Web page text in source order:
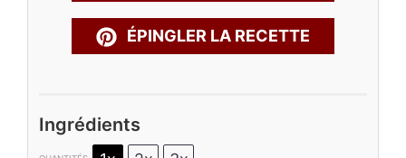
ÉPINGLER LA RECETTE
Ingrédients